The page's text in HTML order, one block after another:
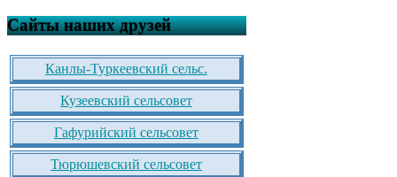
Сайты наших друзей
Канлы-Туркеевский сельс.
Кузеевский сельсовет
Гафурийский сельсовет
Тюрюшевский сельсовет